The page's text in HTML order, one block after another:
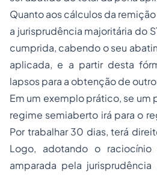
Quanto aos cálculos da
a jurisprudência majoritária do
cumprida, cabendo o seu
aplicada, e a partir desta
lapsos para a obtenção de
Em um exemplo prático, se um
regime semiaberto irá para o
Por trabalhar 30 dias, terá
Logo, adotando o
amparada pela